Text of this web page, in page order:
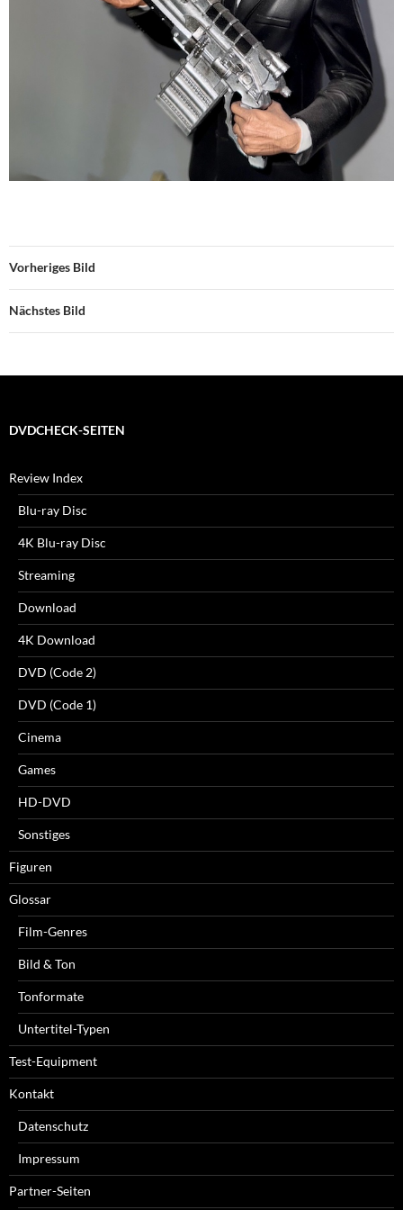
Vorheriges Bild
Nächstes Bild
DVDCHECK-SEITEN
Review Index
Blu-ray Disc
4K Blu-ray Disc
Streaming
Download
4K Download
DVD (Code 2)
DVD (Code 1)
Cinema
Games
HD-DVD
Sonstiges
Figuren
Glossar
Film-Genres
Bild & Ton
Tonformate
Untertitel-Typen
Test-Equipment
Kontakt
Datenschutz
Impressum
Partner-Seiten